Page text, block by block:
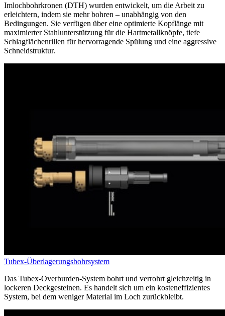
Imlochbohrkronen (DTH) wurden entwickelt, um die Arbeit zu
erleichtern, indem sie mehr bohren – unabhängig von den
Bedingungen. Sie verfügen über eine optimierte Kopflänge mit
maximierter Stahlunterstützung für die Hartmetallknöpfe, tiefe
Schlagflächenrillen für hervorragende Spülung und eine aggressive
Schneidstruktur.
Tubex-Überlagerungsbohrsystem
Das Tubex-Overburden-System bohrt und verrohrt gleichzeitig in
lockeren Deckgesteinen. Es handelt sich um ein kosteneffizientes
System, bei dem weniger Material im Loch zurückbleibt.